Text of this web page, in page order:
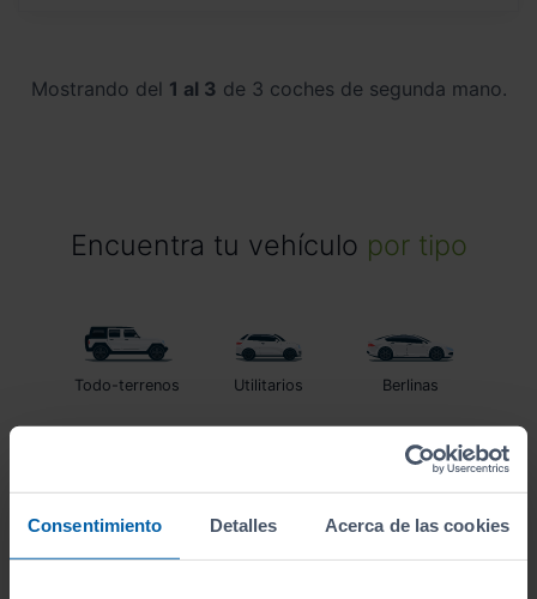
Consentimiento Detalles Acerca de las cookies
Mostrando del 1 al 3 de 3 coches de segunda mano.
Encuentra tu vehículo por tipo
Todo-terrenos Utilitarios Berlinas
Familiares Monovolumenes Furgonetas